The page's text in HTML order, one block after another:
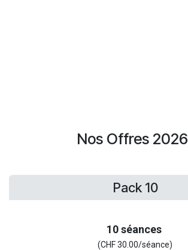
Nos Offres 2026
Pack 10
10 séances
(CHF 30.00/séance)